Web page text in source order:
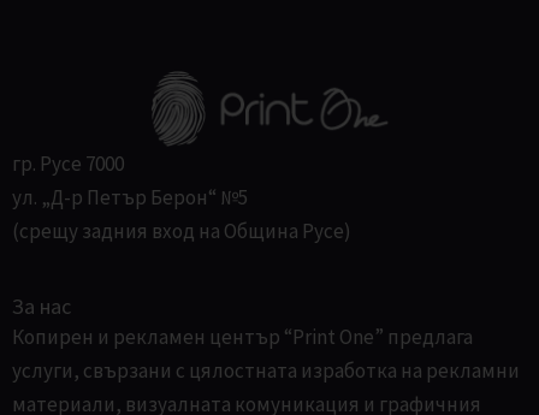
гр. Русе 7000
ул. „Д-р Петър Берон“ №5
(срещу задния вход на Община Русе)
За нас
Копирен и рекламен център “Print One” предлага
услуги, свързани с цялостната изработка на рекламни
материали, визуалната комуникация и графичния